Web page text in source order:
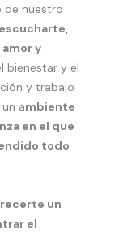
de nuestro
y
bienestar y el
y trabajo
ambiente
en el que
todo
un
el